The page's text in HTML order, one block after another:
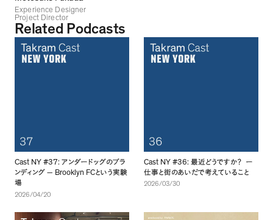
Experience Designer
Project Director
Related Podcasts
Cast NY #37: アンダードッグのブラ
ンディング — Brooklyn FCという実験
場
2026/04/20
Cast NY #36: 最近どうですか？
ー
仕事と街のあいだで考えていること
2026/03/30